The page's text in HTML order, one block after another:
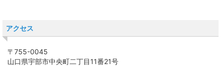
アクセス
〒755-0045
山口県宇部市中央町二丁目11番21号